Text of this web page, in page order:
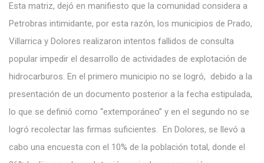
Esta matriz, dejó en manifiesto que la comunidad considera a
Petrobras intimidante, por esta razón, los municipios de Prado,
Villarrica y Dolores realizaron intentos fallidos de consulta
popular impedir el desarrollo de actividades de explotación de
hidrocarburos. En el primero municipio no se logró, debido a la
presentación de un documento posterior a la fecha estipulada,
lo que se definió como “extemporáneo” y en el segundo no se
logró recolectar las firmas suficientes. En Dolores, se llevó a
cabo una encuesta con el 10% de la población total, donde el